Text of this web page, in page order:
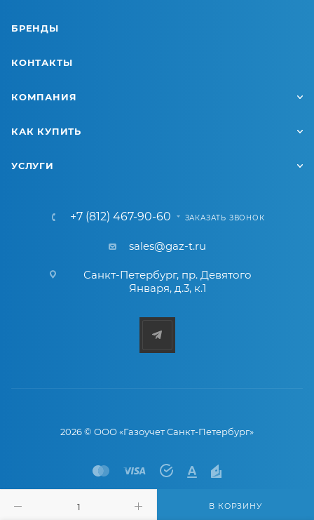
В КОРЗИНУ
БРЕНДЫ
КОНТАКТЫ
КОМПАНИЯ
КАК КУПИТЬ
УСЛУГИ
+7 (812) 467-90-60 ЗАКАЗАТЬ ЗВОНОК
sales@gaz-t.ru
Санкт-Петербург, пр. Девятого
Января, д.3, к.1
2026 © ООО «Газоучет Санкт-Петербург»